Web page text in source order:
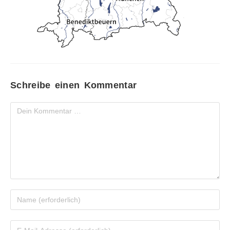
Schreibe einen Kommentar